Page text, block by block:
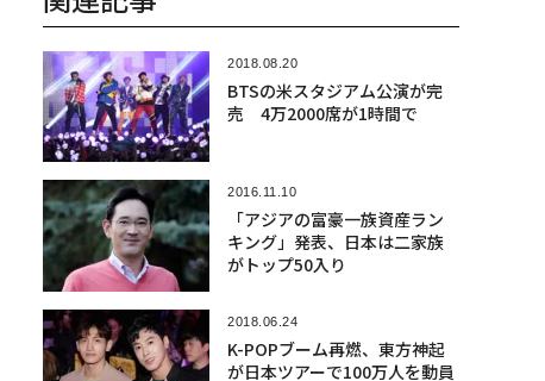
2018.08.20
BTSの米スタジアム公演が完
売 4万2000席が1時間で
2016.11.10
「アジアの富豪一族資産ラン
キング」発表、日本は二家族
がトップ50入り
2018.06.24
K-POPブーム再燃、東方神起
が日本ツアーで100万人を動員